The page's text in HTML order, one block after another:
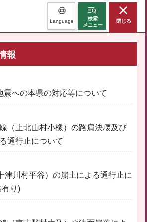
Language
検索
メニュー
閉じる
報
震への本県の対応等について
（上北山村小橡）の路肩決壊及び
通行止について
津川村平谷）の崩土による通行止に
有り)